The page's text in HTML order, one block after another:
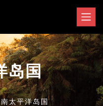
岛国
南太平洋岛国